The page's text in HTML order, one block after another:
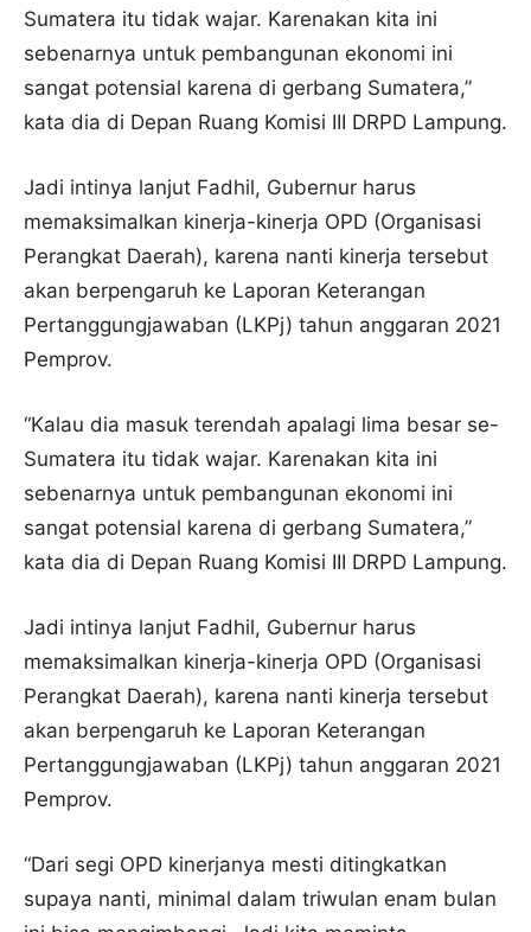
Sumatera itu tidak wajar. Karenakan kita ini
sebenarnya untuk pembangunan ekonomi ini
sangat potensial karena di gerbang Sumatera,”
kata dia di Depan Ruang Komisi III DRPD Lampung.
Jadi intinya lanjut Fadhil, Gubernur harus
memaksimalkan kinerja-kinerja OPD (Organisasi
Perangkat Daerah), karena nanti kinerja tersebut
akan berpengaruh ke Laporan Keterangan
Pertanggungjawaban (LKPj) tahun anggaran 2021
Pemprov.
“Kalau dia masuk terendah apalagi lima besar se-
Sumatera itu tidak wajar. Karenakan kita ini
sebenarnya untuk pembangunan ekonomi ini
sangat potensial karena di gerbang Sumatera,”
kata dia di Depan Ruang Komisi III DRPD Lampung.
Jadi intinya lanjut Fadhil, Gubernur harus
memaksimalkan kinerja-kinerja OPD (Organisasi
Perangkat Daerah), karena nanti kinerja tersebut
akan berpengaruh ke Laporan Keterangan
Pertanggungjawaban (LKPj) tahun anggaran 2021
Pemprov.
“Dari segi OPD kinerjanya mesti ditingkatkan
supaya nanti, minimal dalam triwulan enam bulan